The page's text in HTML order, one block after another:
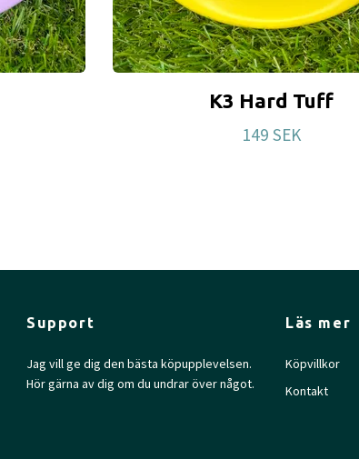
K3 Hard Tuff
149 SEK
Support
Jag vill ge dig den bästa köpupplevelsen.
Hör gärna av dig om du undrar över något.
Läs mer
Köpvillkor
Kontakt